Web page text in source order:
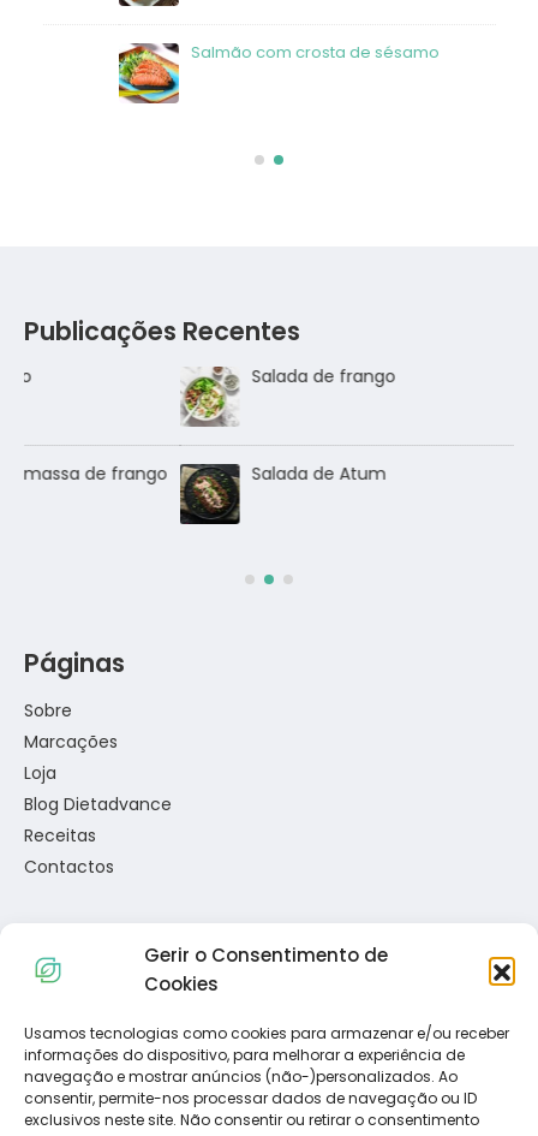
Gerir o Consentimento de
Cookies
Usamos tecnologias como cookies para armazenar e/ou receber
informações do dispositivo, para melhorar a experiência de
navegação e mostrar anúncios (não-)personalizados. Ao
consentir, permite-nos processar dados de navegação ou ID
exclusivos neste site. Não consentir ou retirar o consentimento
Salmão com crosta de sésamo
Publicações Recentes
Salada de frango
Salada de Atum
Páginas
Sobre
Marcações
Loja
Blog Dietadvance
Receitas
Links Úteis
Política de Privacidade
Política de Cookies
Termos e Condições
Resolução de Conflitos de Consumo